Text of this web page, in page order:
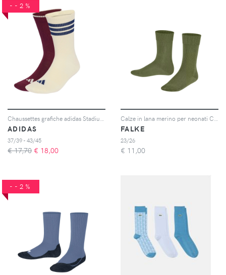
--2%
ADIDAS
37/39 - 43/45
€ 17,70 € 18,00
FALKE
23/26
€ 11,00
--2%